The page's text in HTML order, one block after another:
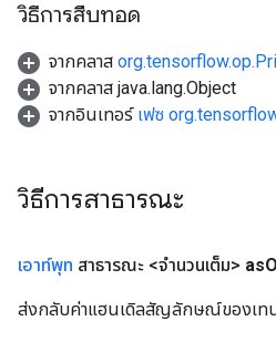
วิธีการสืบทอด
จากคลาส
จากคลาส java.lang.Object
จากอินเทอร์ เฟซ
วิธีการสาธารณะ
เอาท์พุท สาธารณะ <จำนวนเต็ม> as
ส่งกลับค่าแฮนเดิลสัญลักษณ์ของเท